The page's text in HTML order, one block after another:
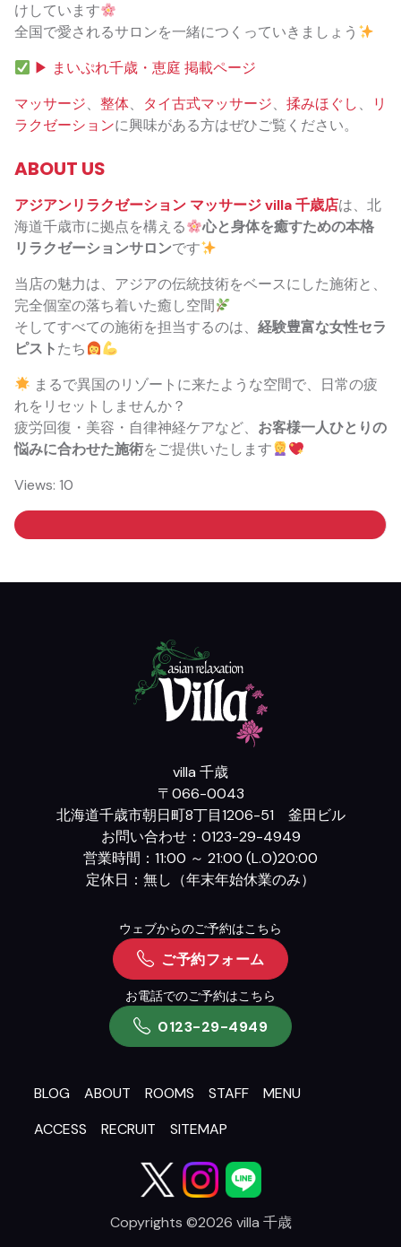
けしています
全国で愛されるサロンを一緒につくっていきましょう
▶ まいぷれ千歳・恵庭 掲載ページ
マッサージ、 整体、 タイ古式マッサージ、 揉みほぐし、
リ
ラクゼーションに興味がある方はぜひご覧ください。
ABOUT US
アジアンリラクゼーション マッサージ villa 千歳店は、北
海道千歳市に拠点を構える
心と身体を癒すための本格
リラクゼーションサロンです
当店の魅力は、アジアの伝統技術をベースにした施術と、
完全個室の落ち着いた癒し空間
そしてすべての施術を担当するのは、 経験豊富な女性セラ
ピストたち
まるで異国のリゾートに来たような空間で、日常の疲
れをリセットしませんか？
疲労回復・美容・自律神経ケアなど、 お客様一人ひとりの
悩みに合わせた施術をご提供いたします
Views: 10
villa 千歳
〒066-0043
北海道千歳市朝日町8丁目1206-51 釜田ビル
お問い合わせ：0123-29-4949
営業時間：11:00 ～ 21:00 (L.O)20:00
定休日：無し（年末年始休業のみ）
ウェブからのご予約はこちら
ご予約フォーム
お電話でのご予約はこちら
0123-29-4949
BLOG ABOUT ROOMS STAFF
MENU
ACCESS
RECRUIT SITEMAP
Copyrights ©2026 villa 千歳